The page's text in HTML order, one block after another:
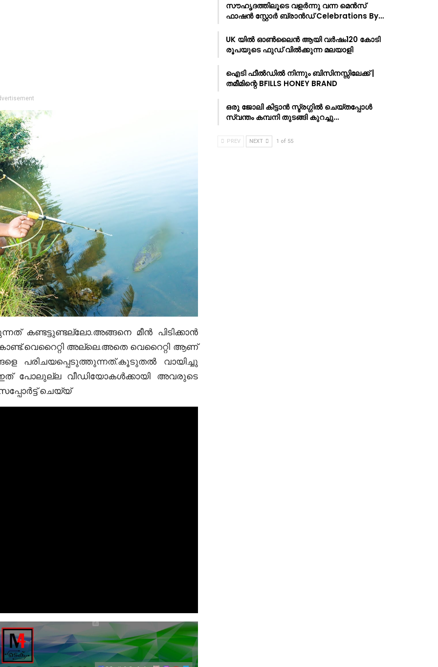
കണ്ടട്ടുണ്ടല്ലോ.അങ്ങനെ മീൻ പിടിക്കാൻ
അല്ലെ.അതെ വെറൈറ്റി ആണ്
പരിചയപ്പെടുത്തുന്നത്.കൂടുതൽ വായിച്ചു
പോലുല്ല വീഡിയോകൾക്കായി അവരുടെ
ചെയ്യ്
സൗഹൃദത്തിലൂടെ വളർന്നു വന്ന മെൻസ്
ഫാഷൻ സ്റ്റോർ ബ്രാൻഡ് Celebrations By…
UK യിൽ ഓൺലൈൻ ആയി വർഷം120 കോടി
രൂപയുടെ ഫുഡ് വിൽക്കുന്ന മലയാളി
ഐടി ഫീൽഡിൽ നിന്നും ബിസിനസ്സിലേക്ക് |
തമീമിന്റെ BFILLS HONEY BRAND
ഒരു ജോലി കിട്ടാൻ സ്ട്രഗ്ഗിൽ ചെയ്തപ്പോൾ
സ്വന്തം കമ്പനി തുടങ്ങി കുറച്ചു…
PREV NEXT 1 of 55